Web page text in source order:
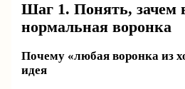
Шаг 1. Понять, зачем
нормальная воронка
Почему «любая воронка из
идея